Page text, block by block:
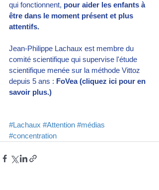
qui fonctionnent, pour aider les enfants à
être dans le moment présent et plus
attentifs.
Jean-Philippe Lachaux est membre du
comité scientifique qui supervise l'étude
scientifique menée sur la méthode Vittoz
depuis 5 ans : FoVea (cliquez ici pour en
savoir plus.)
#Lachaux #Attention #médias
#concentration